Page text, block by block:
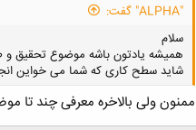
ا "ALPHA" گفت:
سلام
همیشه یادتون باشه موضوع تحقیق
شاید سطح کاری که شما می خواین
ممنون ولی بالاخره معرفی چند تا